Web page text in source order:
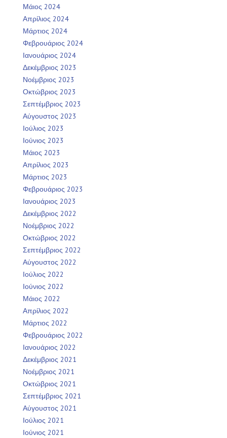
Μάιος 2024
Απρίλιος 2024
Μάρτιος 2024
Φεβρουάριος 2024
Ιανουάριος 2024
Δεκέμβριος 2023
Νοέμβριος 2023
Οκτώβριος 2023
Σεπτέμβριος 2023
Αύγουστος 2023
Ιούλιος 2023
Ιούνιος 2023
Μάιος 2023
Απρίλιος 2023
Μάρτιος 2023
Φεβρουάριος 2023
Ιανουάριος 2023
Δεκέμβριος 2022
Νοέμβριος 2022
Οκτώβριος 2022
Σεπτέμβριος 2022
Αύγουστος 2022
Ιούλιος 2022
Ιούνιος 2022
Μάιος 2022
Απρίλιος 2022
Μάρτιος 2022
Φεβρουάριος 2022
Ιανουάριος 2022
Δεκέμβριος 2021
Νοέμβριος 2021
Οκτώβριος 2021
Σεπτέμβριος 2021
Αύγουστος 2021
Ιούλιος 2021
Ιούνιος 2021